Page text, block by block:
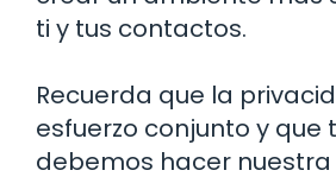
ti y tus contactos.
Recuerda que la
esfuerzo conjunto y que
debemos hacer